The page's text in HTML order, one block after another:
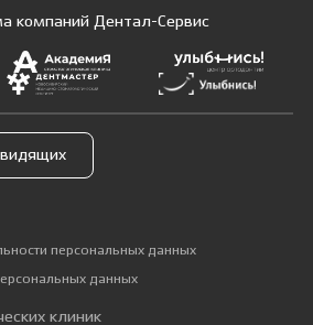
компаний Дентал-Сервис
персональных данных
данных
клиник